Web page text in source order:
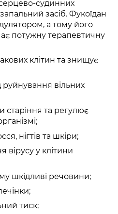
судинних
засіб. Фукоїдан
а тому його
потужну терапевтичну
клітин та знищує
руйнування вільних
старіння та регулює
нігтів та шкіри;
вірусу у клітини
шкідливі речовини;
тиск;